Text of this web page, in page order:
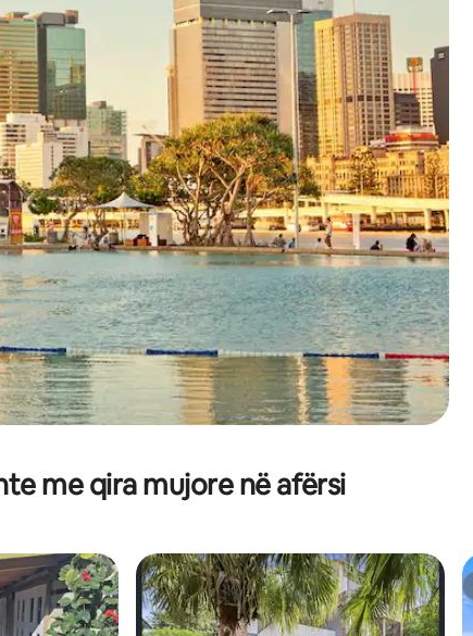
lart e poshtë ose eksploro duke prekur ose duke lëvizur ekranin.
me qira mujore në afërsi